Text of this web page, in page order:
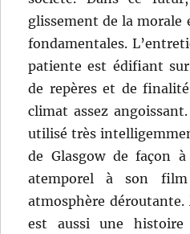
glissement de la morale
fondamentales.
patiente est édifiant
de repères et de
climat assez
utilisé très
de Glasgow de façon
atemporel à son
atmosphère déroutante.
est aussi une histoire